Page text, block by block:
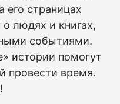
его страницах
людях и книгах,
событиями.
истории помогут
провести время.